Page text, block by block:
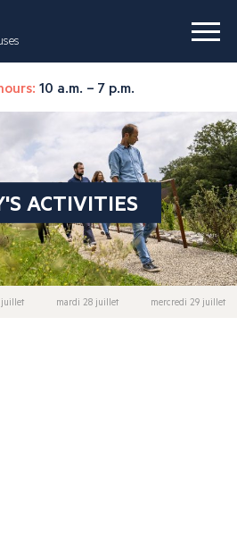
10 a.m. – 7 p.m.
ACTIVITIES
mardi 28 juillet mercredi 29 juillet